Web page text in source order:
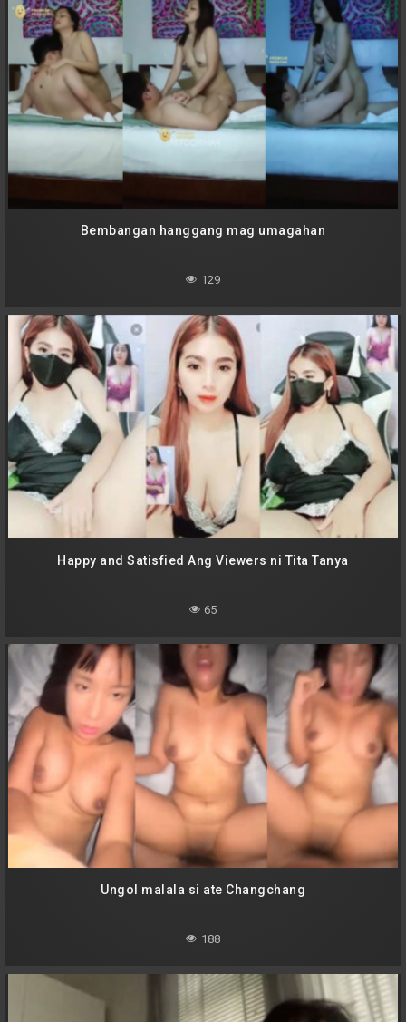
Bembangan hanggang mag umagahan
129
Happy and Satisfied Ang Viewers ni Tita Tanya
65
Ungol malala si ate Changchang
188